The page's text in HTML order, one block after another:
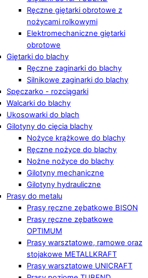
Ręczne giętarki obrotowe z
nożycami rolkowymi
Elektromechaniczne giętarki
obrotowe
Giętarki do blachy
Ręczne zaginarki do blachy
Silnikowe zaginarki do blachy
Spęczarko - rozciągarki
Walcarki do blachy
Ukosowarki do blach
Gilotyny do cięcia blachy
Nożyce krążkowe do blachy
Ręczne nożyce do blachy
Nożne nożyce do blachy
Gilotyny mechaniczne
Gilotyny hydrauliczne
Prasy do metalu
Prasy ręczne zębatkowe BISON
Prasy ręczne zębatkowe
OPTIMUM
Prasy warsztatowe, ramowe oraz
stojakowe METALLKRAFT
Prasy warsztatowe UNICRAFT